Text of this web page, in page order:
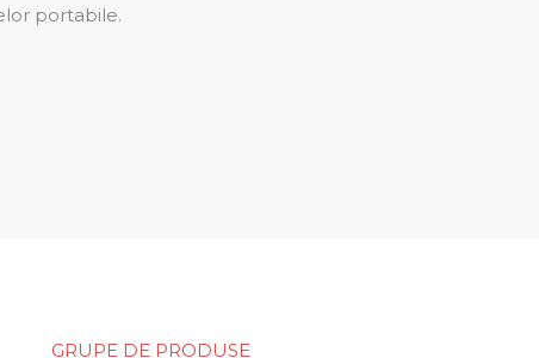
portabile.
GRUPE DE PRODUSE